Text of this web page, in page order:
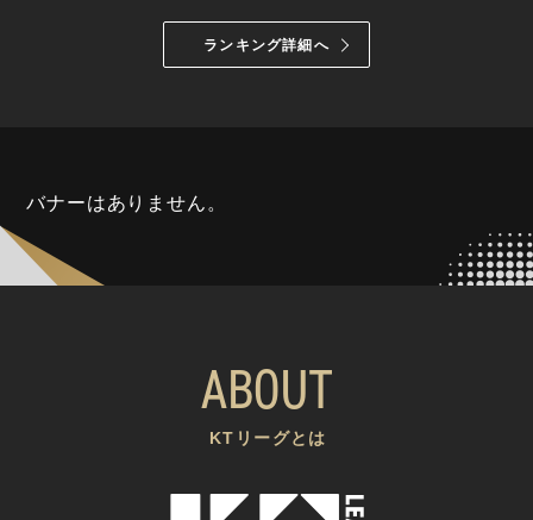
ランキング詳細へ
バナーはありません。
ABOUT
KTリーグとは